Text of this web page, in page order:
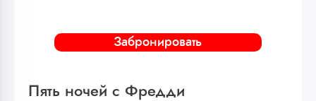
Забронировать
Пять ночей с Фредди